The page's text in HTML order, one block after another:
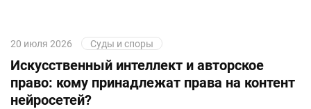
20 июля 2026 Суды и споры
Искусственный интеллект и авторское
право: кому принадлежат права на контент
нейросетей?